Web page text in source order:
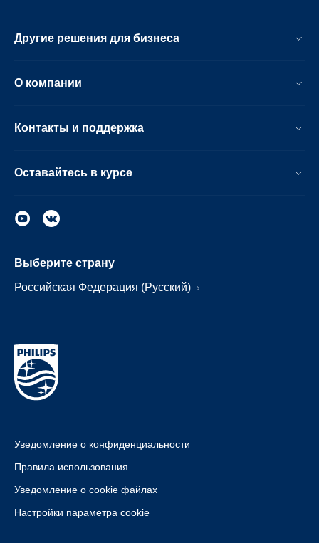
Другие решения для бизнеса
О компании
Контакты и поддержка
Оставайтесь в курсе
Выберите страну
Российская Федерация (Русский)
Уведомление о конфиденциальности
Правила использования
Уведомление о cookie файлах
Настройки параметра cookie